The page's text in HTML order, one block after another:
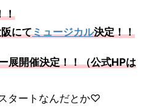
！
にてミュージカル決定！！
展開催決定！！（公式HPは
タートなんだとか♡